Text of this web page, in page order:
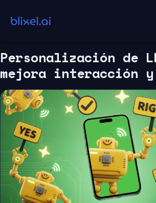
contenido
Personalización de
mejora interacción